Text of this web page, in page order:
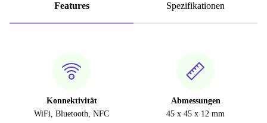
Features Spezifikationen
Konnektivität
WiFi, Bluetooth, NFC
Abmessungen
45 x 45 x 12 mm